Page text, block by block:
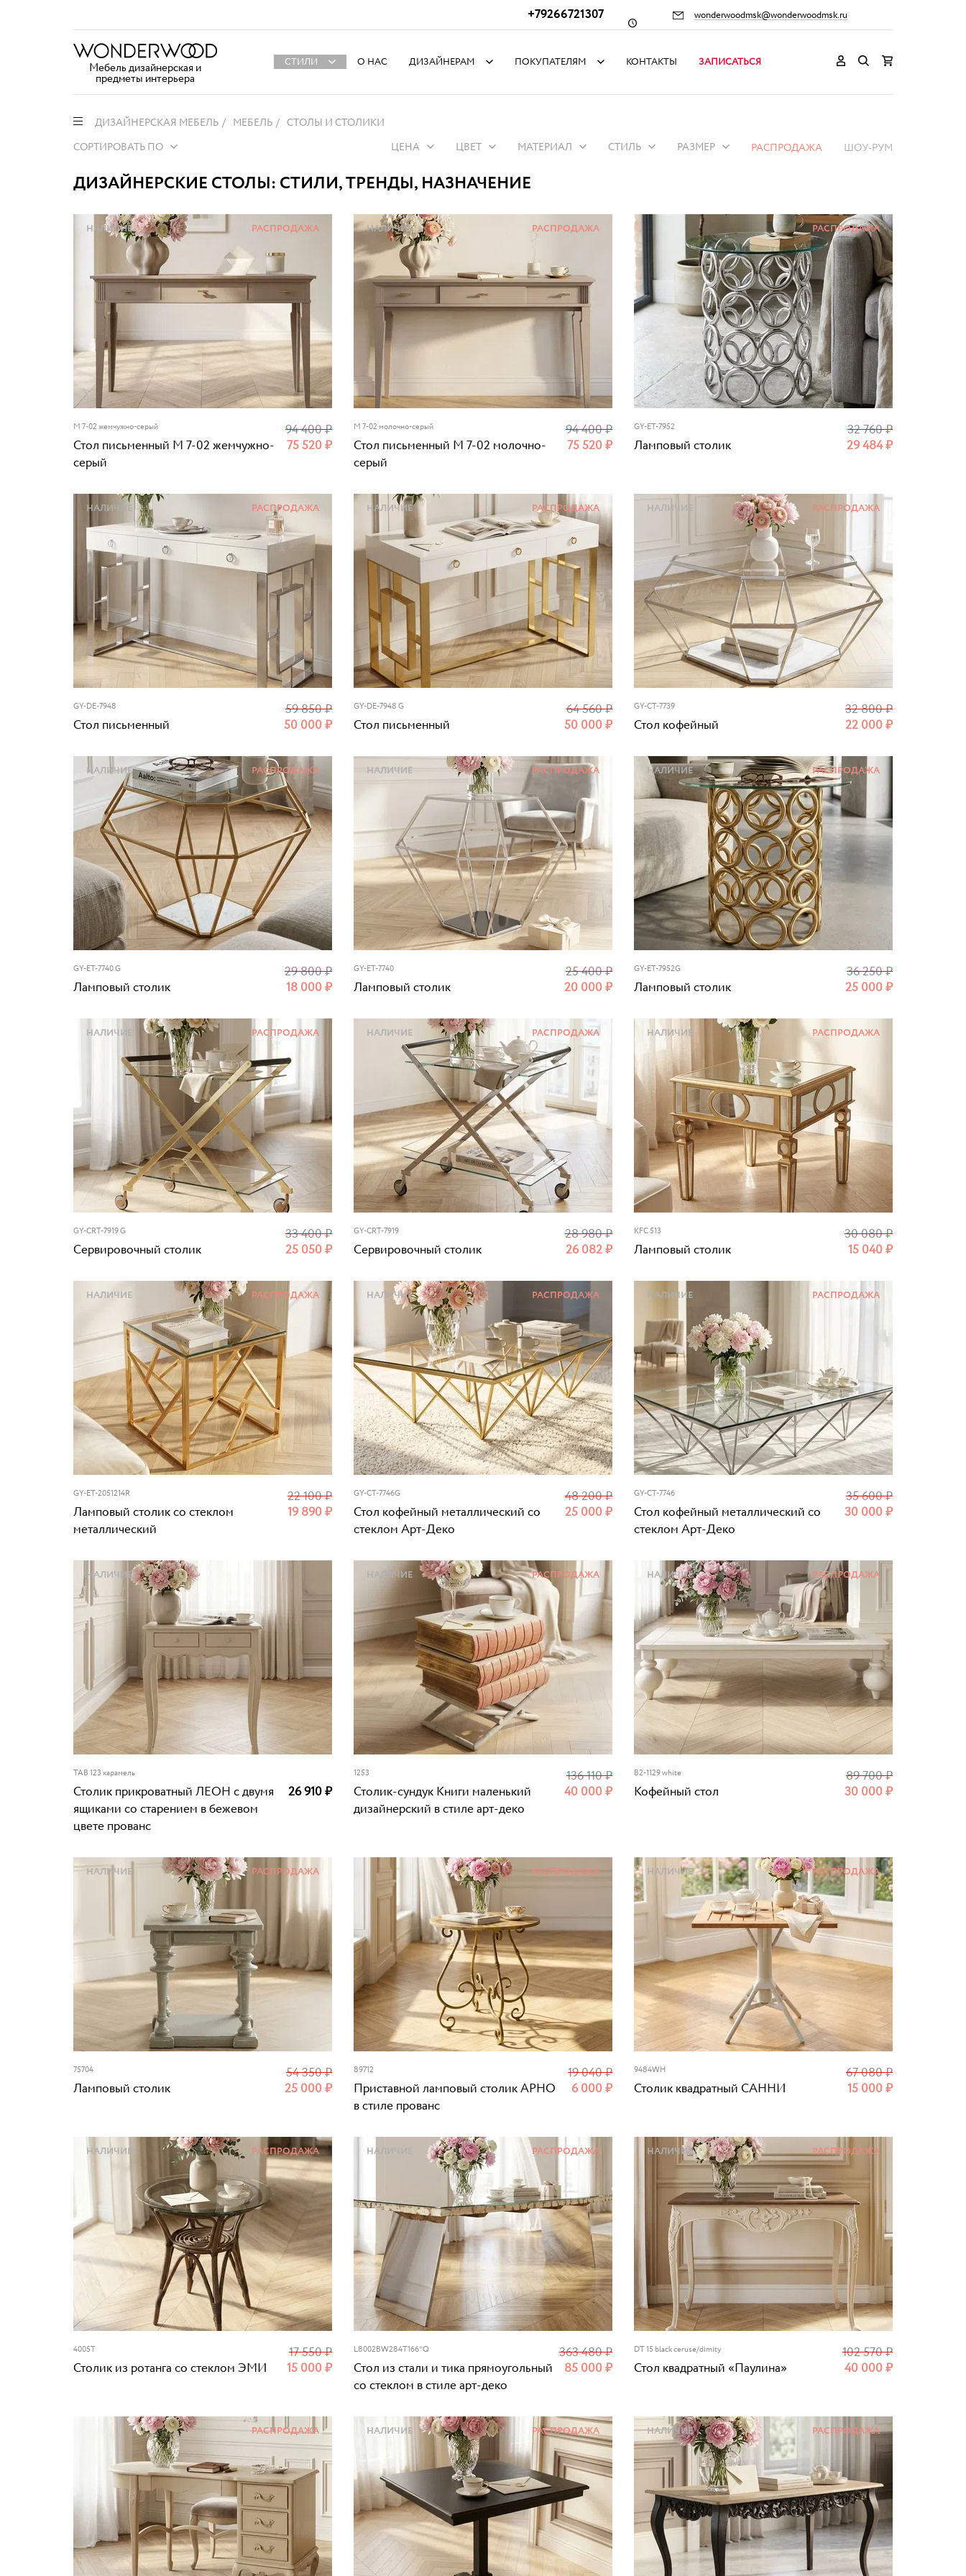
+79266721307 wonderwoodmsk@wonderwoodmsk.ru
Мебель дизайнерская и
предметы интерьера
СТИЛИ О НАС ДИЗАЙНЕРАМ ПОКУПАТЕЛЯМ КОНТАКТЫ ЗАПИСАТЬСЯ
ДИЗАЙНЕРСКАЯ МЕБЕЛЬ МЕБЕЛЬ
СТОЛЫ И СТОЛИКИ
СОРТИРОВАТЬ ПО
ЦЕНА ЦВЕТ МАТЕРИАЛ СТИЛЬ РАЗМЕР РАСПРОДАЖА ШОУ-РУМ
ДИЗАЙНЕРСКИЕ СТОЛЫ: СТИЛИ, ТРЕНДЫ, НАЗНАЧЕНИЕ
M 7-02 жемчужно-серый
Стол письменный M 7-02 жемчужно-
серый
75 520₽
94 400₽
РАСПРОДАЖА
НАЛИЧИЕ
M 7-02 молочно-серый
Стол письменный M 7-02 молочно-
серый
75 520₽
94 400₽
РАСПРОДАЖА
НАЛИЧИЕ
GY-ET-7952
Ламповый столик 29 484₽
32 760₽
РАСПРОДАЖА
GY-DE-7948
Стол письменный 50 000₽
59 850₽
РАСПРОДАЖА
НАЛИЧИЕ
GY-DE-7948 G
Стол письменный 50 000₽
64 560₽
РАСПРОДАЖА
НАЛИЧИЕ
GY-CT-7739
Стол кофейный 22 000₽
32 800₽
РАСПРОДАЖА
НАЛИЧИЕ
GY-ET-7740 G
Ламповый столик 18 000₽
29 800₽
РАСПРОДАЖА
НАЛИЧИЕ
GY-ET-7740
Ламповый столик 20 000₽
25 400₽
РАСПРОДАЖА
НАЛИЧИЕ
GY-ET-7952G
Ламповый столик 25 000₽
36 250₽
РАСПРОДАЖА
НАЛИЧИЕ
GY-CRT-7919 G
Сервировочный столик 25 050₽
33 400₽
РАСПРОДАЖА
НАЛИЧИЕ
GY-CRT-7919
Сервировочный столик 26 082₽
28 980₽
РАСПРОДАЖА
НАЛИЧИЕ
KFC 513
Ламповый столик 15 040₽
30 080₽
РАСПРОДАЖА
НАЛИЧИЕ
GY-ET-2051214R
Ламповый столик со стеклом
металлический
19 890₽
22 100₽
РАСПРОДАЖА
НАЛИЧИЕ
GY-CT-7746G
Стол кофейный металлический со
стеклом Арт-Деко
25 000₽
48 200₽
РАСПРОДАЖА
НАЛИЧИЕ
GY-CT-7746
Стол кофейный металлический со
стеклом Арт-Деко
30 000₽
35 600₽
РАСПРОДАЖА
НАЛИЧИЕ
TAB 123 карамель
Столик прикроватный ЛЕОН с двумя
ящиками со старением в бежевом
цвете прованс
26 910₽
НАЛИЧИЕ
1253
Столик-сундук Книги маленький
дизайнерский в стиле арт-деко
40 000₽
136 110₽
РАСПРОДАЖА
НАЛИЧИЕ
B2-1129 white
Кофейный стол 30 000₽
89 700₽
РАСПРОДАЖА
НАЛИЧИЕ
75704
Ламповый столик 25 000₽
54 350₽
РАСПРОДАЖА
НАЛИЧИЕ
89712
Приставной ламповый столик АРНО
в стиле прованс
6 000₽
19 040₽
РАСПРОДАЖА
9484WH
Столик квадратный САННИ 15 000₽
67 080₽
РАСПРОДАЖА
НАЛИЧИЕ
4005T
Столик из ротанга со стеклом ЭМИ 15 000₽
17 550₽
РАСПРОДАЖА
НАЛИЧИЕ
L8002BW284T166*Q
Стол из стали и тика прямоугольный
со стеклом в стиле арт-деко
85 000₽
363 480₽
РАСПРОДАЖА
НАЛИЧИЕ
DT 15 black ceruse/dimity
Стол квадратный «Паулина» 40 000₽
102 570₽
РАСПРОДАЖА
НАЛИЧИЕ
РАСПРОДАЖА РАСПРОДАЖА
НАЛИЧИЕ РАСПРОДАЖА
НАЛИЧИЕ